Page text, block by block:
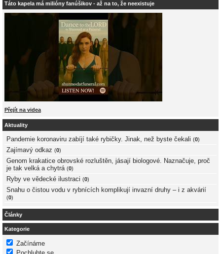
Táto kapela má milióny fanúšikov - až na to, že neexistuje
Přejít na videa
Aktuality
Pandemie koronaviru zabíjí také rybičky. Jinak, než byste čekali (0)
Zajímavý odkaz (0)
Genom krakatice obrovské rozluštěn, jásají biologové. Naznačuje, proč
je tak velká a chytrá (0)
Ryby ve vědecké ilustraci (0)
Snahu o čistou vodu v rybnících komplikují invazní druhy – i z akvárií
(0)
Články
Kategorie
Začínáme